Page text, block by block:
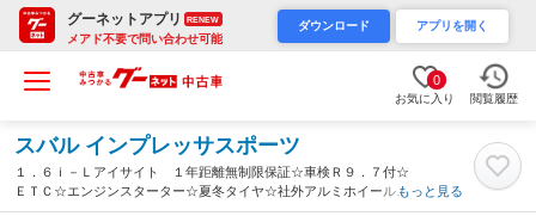
グーネットアプリ RENEW
メアド不要で問い合わせ可能
ダウンロード アプリを開く
0
お気に入り 閲覧履歴
スバル インプレッサスポーツ
１．６ｉ－Ｌアイサイト １年距離無制限保証☆車検Ｒ９．７付☆
ＥＴＣ☆エンジンスターター☆夏冬タイヤ☆社外アルミホイール☆
アダプティブクルーズコントロール☆レーンキープアシスト☆Ｂｌ
もっと見る